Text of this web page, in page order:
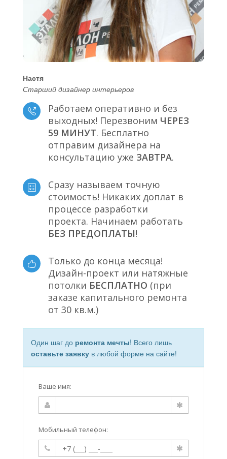
Настя
Старший дизайнер интерьеров
Работаем оперативно и без
выходных! Перезвоним ЧЕРЕЗ
59 МИНУТ. Бесплатно
отправим дизайнера на
консультацию уже ЗАВТРА.
Сразу называем точную
стоимость! Никаких доплат в
процессе разработки
проекта. Начинаем работать
БЕЗ ПРЕДОПЛАТЫ!
Только до конца месяца!
Дизайн-проект или натяжные
потолки БЕСПЛАТНО (при
заказе капитального ремонта
от 30 кв.м.)
Один шаг до ремонта мечты! Всего лишь
оставьте заявку в любой форме на сайте!
Ваше имя:
Мобильный телефон: